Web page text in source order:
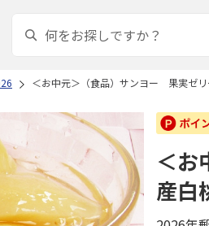
＜お中元＞（食品）サンヨー 果実ゼリ
＜お
産白